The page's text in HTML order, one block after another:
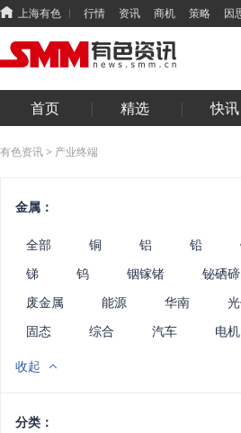
上海有色 行情 资讯 商机 策略 因
首页 精选 快讯
有色资讯> 产业终端
金属：
全部 铜 铝 铅
锑
钨 铟镓锗 铋硒碲
废金属
能源 华南
固态
综合 汽车 电机
收起
分类：